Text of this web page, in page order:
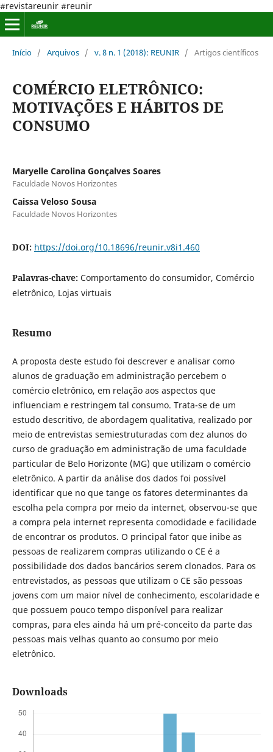
#revistareunir #reunir
Início / Arquivos / v. 8 n. 1 (2018): REUNIR / Artigos científicos
COMÉRCIO ELETRÔNICO:
MOTIVAÇÕES E HÁBITOS DE
CONSUMO
Maryelle Carolina Gonçalves Soares
Faculdade Novos Horizontes
Caissa Veloso Sousa
Faculdade Novos Horizontes
DOI: https://doi.org/10.18696/reunir.v8i1.460
Palavras-chave: Comportamento do consumidor, Comércio
eletrônico, Lojas virtuais
Resumo
A proposta deste estudo foi descrever e analisar como
alunos de graduação em administração percebem o
comércio eletrônico, em relação aos aspectos que
influenciam e restringem tal consumo. Trata-se de um
estudo descritivo, de abordagem qualitativa, realizado por
meio de entrevistas semiestruturadas com dez alunos do
curso de graduação em administração de uma faculdade
particular de Belo Horizonte (MG) que utilizam o comércio
eletrônico. A partir da análise dos dados foi possível
identificar que no que tange os fatores determinantes da
escolha pela compra por meio da internet, observou-se que
a compra pela internet representa comodidade e facilidade
de encontrar os produtos. O principal fator que inibe as
pessoas de realizarem compras utilizando o CE é a
possibilidade dos dados bancários serem clonados. Para os
entrevistados, as pessoas que utilizam o CE são pessoas
jovens com um maior nível de conhecimento, escolaridade e
que possuem pouco tempo disponível para realizar
compras, para eles ainda há um pré-conceito da parte das
pessoas mais velhas quanto ao consumo por meio
eletrônico.
Downloads